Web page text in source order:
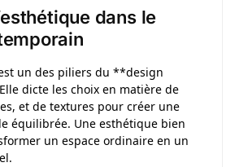
dans le
un des piliers du **design
dicte les choix en matière de
et de textures pour créer une
équilibrée. Une esthétique bien
un espace ordinaire en un